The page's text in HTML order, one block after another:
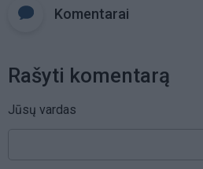
Komentarai
Rašyti komentarą
Jūsų vardas